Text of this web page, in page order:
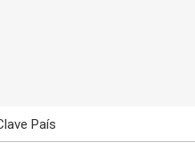
País